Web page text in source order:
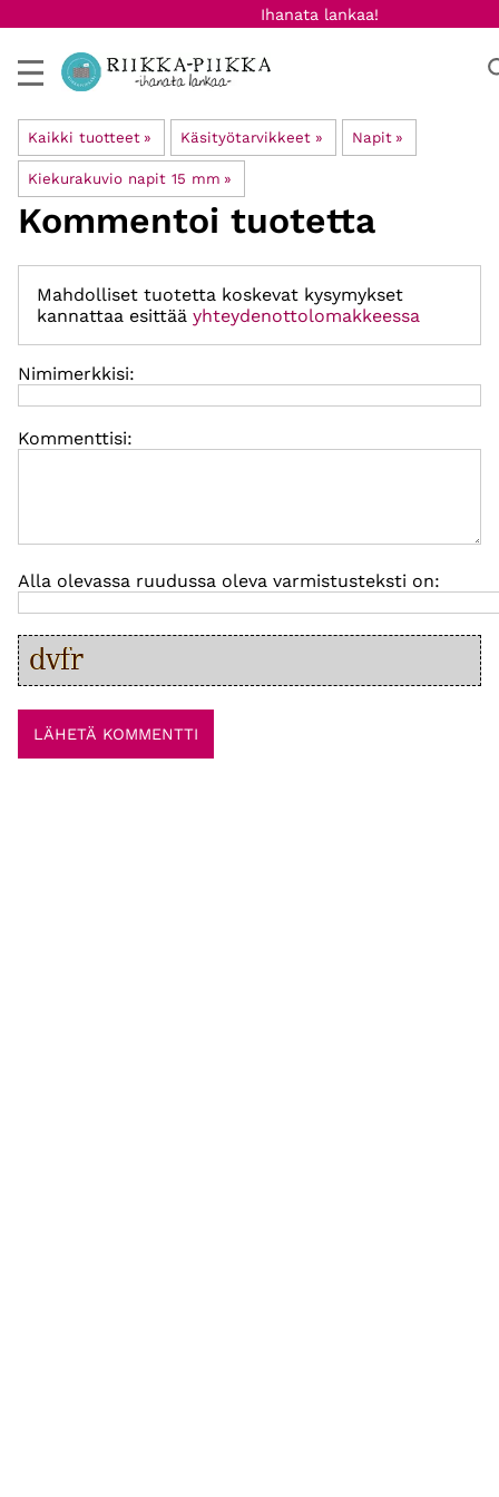
Ihanata lankaa!
Kaikki tuotteet ‪» Käsityötarvikkeet ‪» Napit ‪»
Kiekurakuvio napit 15 mm ‪»
Kommentoi tuotetta
Mahdolliset tuotetta koskevat kysymykset
kannattaa esittää yhteydenottolomakkeessa
Nimimerkkisi:
Kommenttisi:
Alla olevassa ruudussa oleva varmistusteksti on: